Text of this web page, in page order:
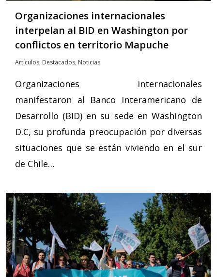
Organizaciones internacionales
interpelan al BID en Washington por
conflictos en territorio Mapuche
Artículos, Destacados, Noticias
Organizaciones internacionales
manifestaron al Banco Interamericano de
Desarrollo (BID) en su sede en Washington
D.C, su profunda preocupación por diversas
situaciones que se están viviendo en el sur
de Chile…